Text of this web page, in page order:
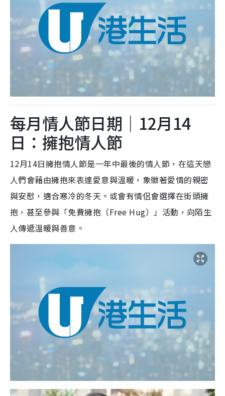
每月情人節日期｜12月14
日：擁抱情人節
12月14日擁抱情人節是一年中最後的情人節，在這天戀
人們會藉由擁抱來表達愛意與溫暖，象徵著愛情的親密
與安慰，適合寒冷的冬天。或會有情侶會選擇在街頭擁
抱，甚至參與「免費擁抱（Free Hug）」活動，向陌生
人傳遞溫暖與善意。